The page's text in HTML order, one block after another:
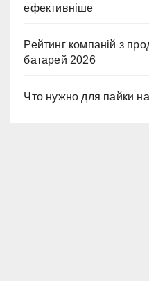
ефективніше
Рейтинг компаній з
батарей 2026
Что нужно для пайки